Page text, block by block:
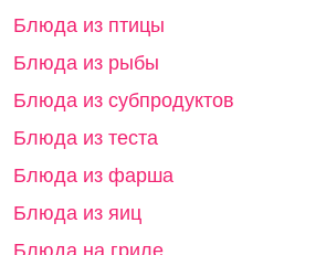
Блюда из птицы
Блюда из рыбы
Блюда из субпродуктов
Блюда из теста
Блюда из фарша
Блюда из яиц
Блюда на гриле